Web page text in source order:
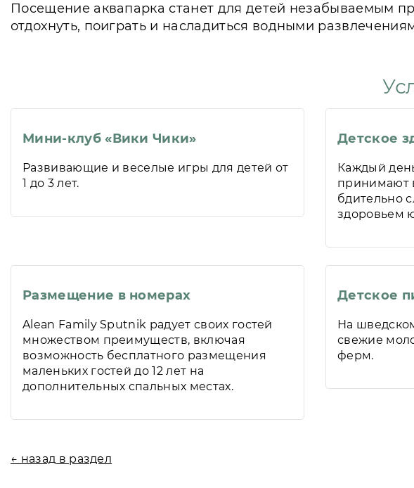
Посещение аквапарка станет для детей незабываемым
отдохнуть, поиграть и насладиться водными
Мини-клуб «Вики Чики»
Развивающие и веселые игры для детей от
1 до 3 лет.
Детское
Каждый
принимают
бдительно
здоровьем
Размещение в номерах
Alean Family Sputnik радует своих гостей
множеством преимуществ, включая
возможность бесплатного размещения
маленьких гостей до 12 лет на
дополнительных спальных местах.
Детское
На
свежие
ферм.
← назад в раздел